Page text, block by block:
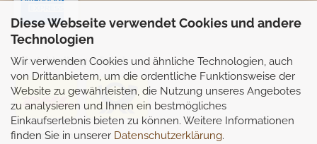
Diese Webseite verwendet Cookies und andere
Technologien
Wir verwenden Cookies und ähnliche Technologien, auch
von Drittanbietern, um die ordentliche Funktionsweise der
Website zu gewährleisten, die Nutzung unseres Angebotes
zu analysieren und Ihnen ein bestmögliches
Einkaufserlebnis bieten zu können. Weitere Informationen
finden Sie in unserer Datenschutzerklärung.
Selbstabhollung möglich
Partnerseiten: